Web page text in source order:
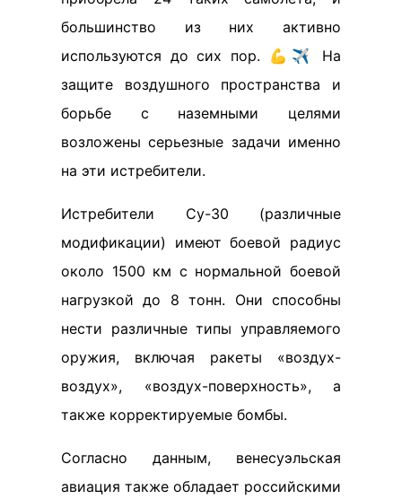
большинство из них активно
используются до сих пор. 💪✈️ На
защите воздушного пространства и
борьбе с наземными целями
возложены серьезные задачи именно
на эти истребители.
Истребители Су-30 (различные
модификации) имеют боевой радиус
около 1500 км с нормальной боевой
нагрузкой до 8 тонн. Они способны
нести различные типы управляемого
оружия, включая ракеты «воздух-
воздух», «воздух-поверхность», а
также корректируемые бомбы.
Согласно данным, венесуэльская
авиация также обладает российскими